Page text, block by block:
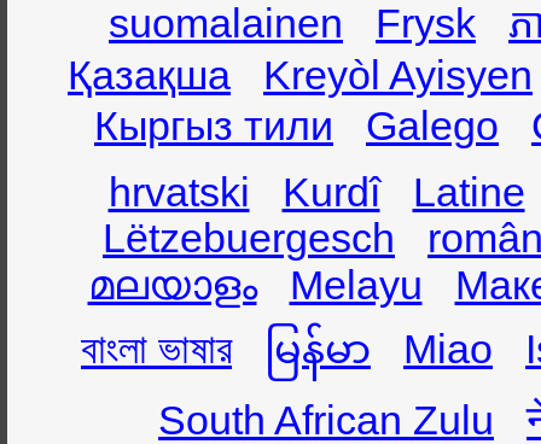
suomalainen
Frysk
ភ
Қазақша
Kreyòl Ayisyen
Кыргыз тили
Galego
hrvatski
Kurdî
Latine
Lëtzebuergesch
മലയാളം
Melayu
বাংলা ভাষার
မြန်မာ Miao
South African Zulu